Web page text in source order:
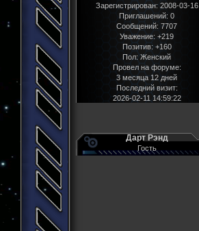
Зарегистрирован: 2008-03-16
Приглашений: 0
Сообщений: 7707
Уважение: +219
Позитив: +160
Пол:Женский
Провел на форуме:
3 месяца 12 дней
Последний визит:
2026-02-11 14:59:22
Дарт Рэнд
Гость